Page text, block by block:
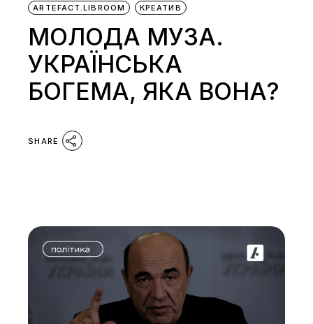
ARTEFACT.LIBROOM КРЕАТИВ
МОЛОДА МУЗА.
УКРАЇНСЬКА
БОГЕМА, ЯКА ВОНА?
SHARE